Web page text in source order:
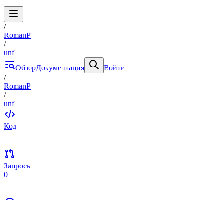
/
RomanP
/
unf
ОбзорДокументация
Войти
/
RomanP
/
unf
Код
Запросы
0